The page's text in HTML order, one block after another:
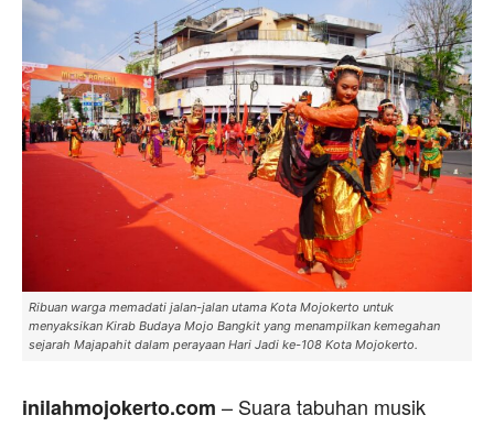
Ribuan warga memadati jalan-jalan utama Kota Mojokerto untuk
menyaksikan Kirab Budaya Mojo Bangkit yang menampilkan kemegahan
sejarah Majapahit dalam perayaan Hari Jadi ke-108 Kota Mojokerto.
inilahmojokerto.com – Suara tabuhan musik